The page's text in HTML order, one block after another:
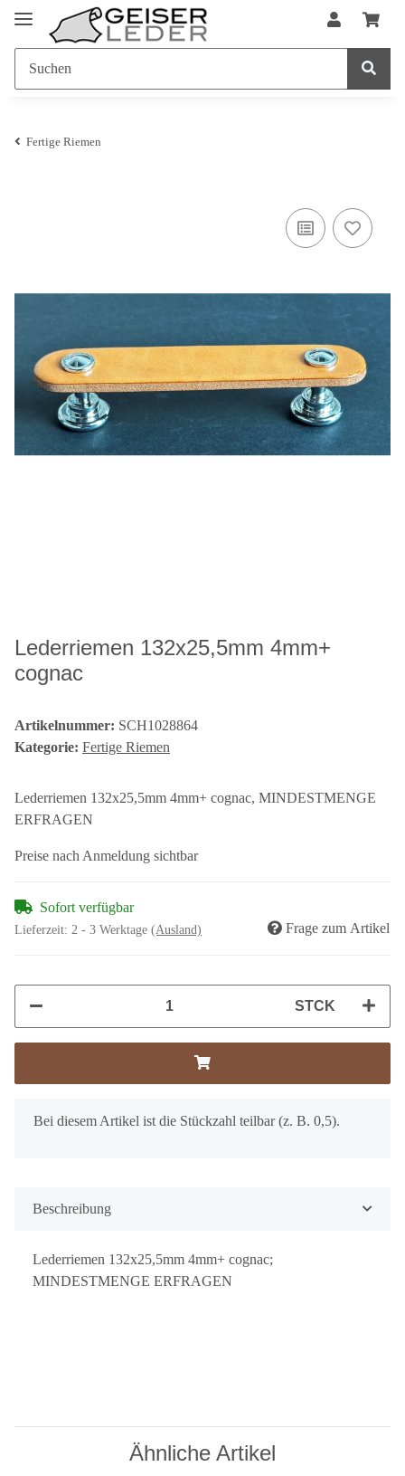
Fertige Riemen
Lederriemen 132x25,5mm 4mm+
cognac
Artikelnummer: SCH1028864
Kategorie: Fertige Riemen
Lederriemen 132x25,5mm 4mm+ cognac, MINDESTMENGE
ERFRAGEN
Preise nach Anmeldung sichtbar
Sofort verfügbar
Lieferzeit: 2 - 3 Werktage (Ausland) Frage zum Artikel
STCK
x
Bei diesem Artikel ist die Stückzahl teilbar (z. B. 0,5).
Beschreibung
Lederriemen 132x25,5mm 4mm+ cognac;
MINDESTMENGE ERFRAGEN
Ähnliche Artikel